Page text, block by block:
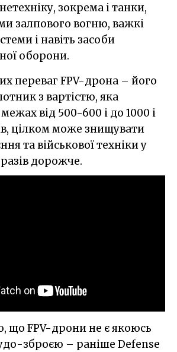
зокрема і танки,
залпового вогню, важкі
і навіть засоби
оборони.
переваг FPV-дрона – його
з вартістю, яка
від 500-600 і до 1000 і
цілком може знищувати
та військової техніки у
разів дорожче.
що FPV-дрони не є якоюсь
зброєю – раніше Defense